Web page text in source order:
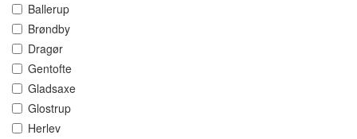
Ballerup
Brøndby
Dragør
Gentofte
Gladsaxe
Glostrup
Herlev